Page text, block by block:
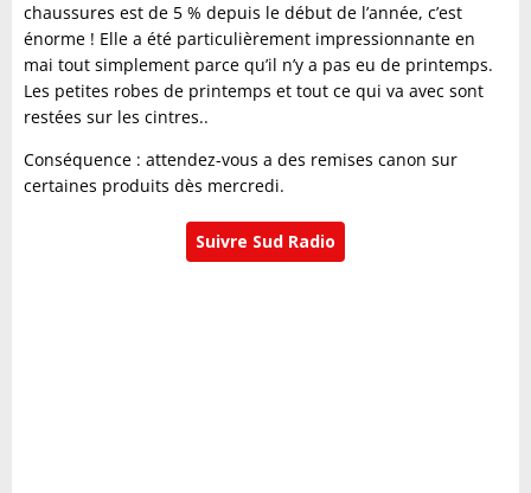
chaussures est de 5 % depuis le début de l’année, c’est
énorme ! Elle a été particulièrement impressionnante en
mai tout simplement parce qu’il n’y a pas eu de printemps.
Les petites robes de printemps et tout ce qui va avec sont
restées sur les cintres..
Conséquence : attendez-vous a des remises canon sur
certaines produits dès mercredi.
Suivre Sud Radio